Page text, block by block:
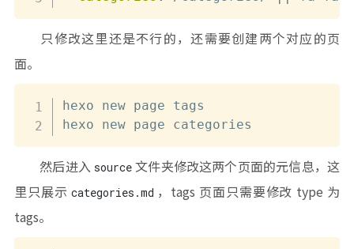
只修改这里还是不行的，还需要创建两个对应的页
面。
hexo new page tags
hexo new page categories
然后进入 source 文件夹修改这两个页面的元信息，这
里只展示 categories.md ，tags 页面只需要修改 type 为
tags。